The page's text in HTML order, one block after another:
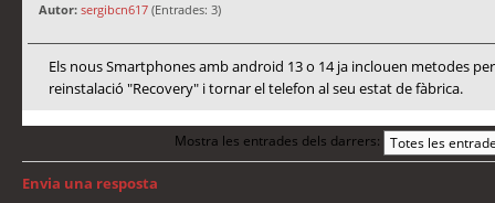
Autor: sergibcn617 (Entrades: 3)
Els nous Smartphones amb android 13 o 14 ja inclouen metodes
reinstalació "Recovery" i tornar el telefon al seu estat de fàbrica.
Mostra les entrades dels darrers:
Envia una resposta